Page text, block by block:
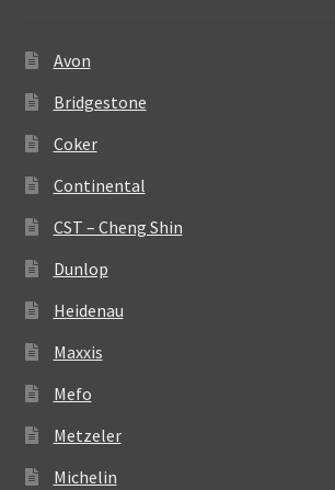
Avon
Bridgestone
Coker
Continental
CST – Cheng Shin
Dunlop
Heidenau
Maxxis
Mefo
Metzeler
Michelin